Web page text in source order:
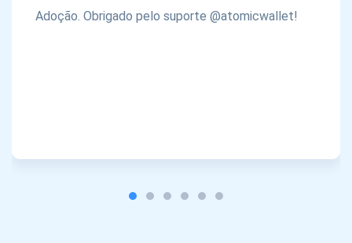
Adoção. Obrigado pelo suporte @atomicwallet!